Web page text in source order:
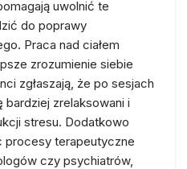
uwolnić te
do poprawy
Praca nad ciałem
zrozumienie siebie
zgłaszają, że po sesjach
zrelaksowani i
stresu. Dodatkowo
procesy terapeutyczne
czy psychiatrów,